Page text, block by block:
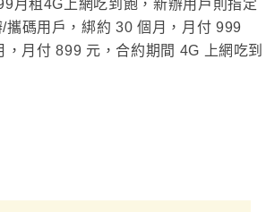
月租4G上網吃到飽，新辦用戶則指定
/攜碼用戶，綁約 30 個月，月付 999
月付 899 元，合約期間 4G 上網吃到